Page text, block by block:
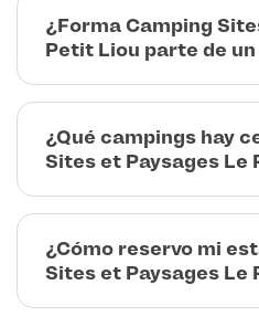
¿Forma Camping
Petit Liou parte de
¿Qué campings hay
Sites et Paysages Le
¿Cómo reservo mi
Sites et Paysages Le